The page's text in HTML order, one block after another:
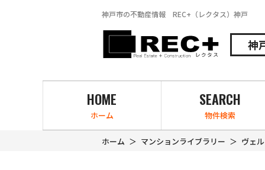
神戸市の不動産情報 REC+（レクタス）神戸
神
HOME
ホーム
SEARCH
物件検索
ホーム マンションライブラリー ヴェ